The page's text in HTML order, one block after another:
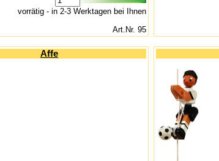
vorrätig - in 2-3 Werktagen bei Ihnen
Art.Nr. 95
Affe